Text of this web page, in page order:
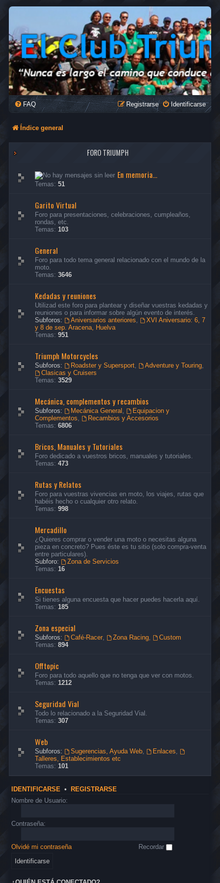
FAQ Identificarse
Registrarse
Índice general
FORO TRIUMPH
En memoria...
Temas: 51
Garito Virtual
Foro para presentaciones, celebraciones, cumpleaños,
rondas, etc.
Temas: 103
General
Foro para todo tema general relacionado con el mundo de la
moto.
Temas: 3646
Kedadas y reuniones
Utilizad este foro para plantear y diseñar vuestras kedadas y
reuniones o para informar sobre algún evento de interés.
Subforos:
Aniversarios anteriores,
XVI Aniversario: 6, 7
y 8 de sep. Aracena, Huelva
Temas: 951
Triumph Motorcycles
Subforos: Roadster y Supersport, Adventure y Touring,
Clasicas y Cruisers
Temas: 3529
Mecánica, complementos y recambios
Subforos: Mecánica General ,
Equipacion y
Complementos,
Recambios y Accesorios
Temas: 6806
Bricos, Manuales y Tutoriales
Foro dedicado a vuestros bricos, manuales y tutoriales.
Temas: 473
Rutas y Relatos
Foro para vuestras vivencias en moto, los viajes, rutas que
habéis hecho o cualquier otro relato.
Temas: 998
Mercadillo
¿Quieres comprar o vender una moto o necesitas alguna
pieza en concreto? Pues éste es tu sitio (solo compra-venta
entre particulares).
Subforo:
Zona de Servicios
Temas: 16
Encuestas
Si tienes alguna encuesta que hacer puedes hacerla aquí.
Temas: 185
Zona especial
Subforos: Café-Racer, Zona Racing,
Custom
Temas: 894
Offtopic
Foro para todo aquello que no tenga que ver con motos.
Temas: 1212
Seguridad Vial
Todo lo relacionado a la Seguridad Vial.
Temas: 307
Web
Subforos: Sugerencias, Ayuda Web, Enlaces,
Talleres, Establecimientos etc
Temas: 101
IDENTIFICARSE • REGISTRARSE
Nombre de Usuario:
Contraseña:
Olvidé mi contraseña Recordar